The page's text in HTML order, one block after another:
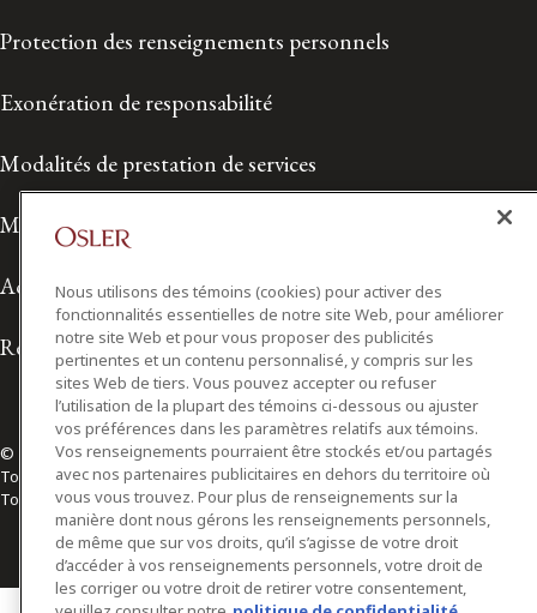
Protection des renseignements personnels
Exonération de responsabilité
Modalités de prestation de services
Modalités d'utilisation
Accessibilité
Relations avec les médias
© 2026 Osler, Hoskin & Harcourt S.E.N.C.R.L./s.r.l.
Tous droits réservés
Toronto | Montréal | Calgary | Vancouver | Ottawa | New York
Nous utilisons des témoins (cookies) pour activer des
fonctionnalités essentielles de notre site Web, pour améliorer
notre site Web et pour vous proposer des publicités
pertinentes et un contenu personnalisé, y compris sur les
sites Web de tiers. Vous pouvez accepter ou refuser
l’utilisation de la plupart des témoins ci-dessous ou ajuster
vos préférences dans les paramètres relatifs aux témoins.
Vos renseignements pourraient être stockés et/ou partagés
avec nos partenaires publicitaires en dehors du territoire où
vous vous trouvez. Pour plus de renseignements sur la
manière dont nous gérons les renseignements personnels,
de même que sur vos droits, qu’il s’agisse de votre droit
d’accéder à vos renseignements personnels, votre droit de
les corriger ou votre droit de retirer votre consentement,